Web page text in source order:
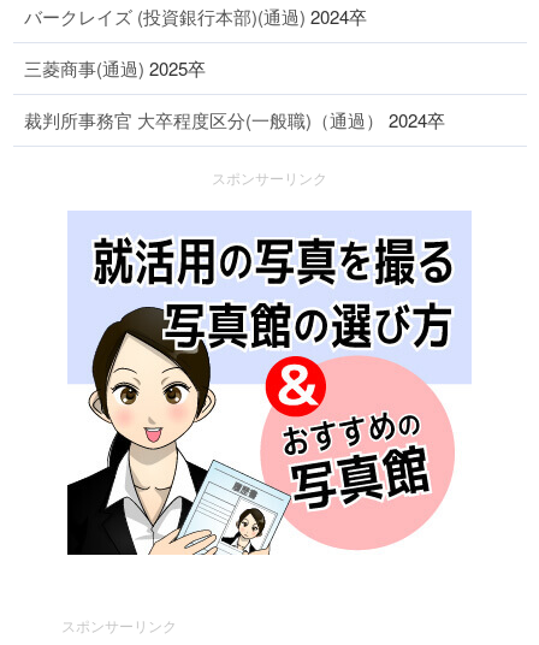
バークレイズ (投資銀行本部)(通過) 2024卒
三菱商事(通過) 2025卒
裁判所事務官 大卒程度区分(一般職)（通過） 2024卒
スポンサーリンク
スポンサーリンク